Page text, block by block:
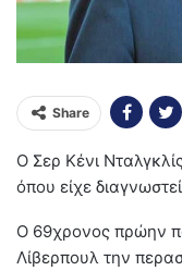
Share
Ο Σερ Κένι
όπου είχε
Ο 69χρονος πρώην
Λίβερπουλ την